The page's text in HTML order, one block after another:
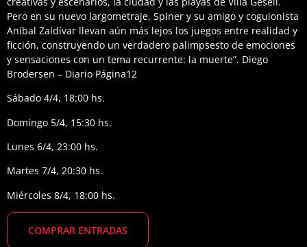
Pero en su nuevo largometraje, Spiner y su amigo y coguionista
Aníbal Zaldívar llevan aún más lejos los juegos entre realidad y
ficción, construyendo un verdadero palimpsesto de emociones
y sensaciones con un tema recurrente: la muerte”. Diego
Brodersen – Diario Página12
Sábado 4/4, 18:00 hs.
Domingo 5/4, 15:30 hs.
Lunes 6/4, 23:00 hs.
Martes 7/4, 20:30 hs.
Miércoles 8/4, 18:00 hs.
COMPRAR ENTRADAS